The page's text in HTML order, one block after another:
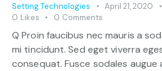
Setting Technologies April 21, 2020
0 Likes 0 Comments
Q Proin faucibus nec mauris a
mi tincidunt. Sed eget viverra
consequat. Fusce sodales augue